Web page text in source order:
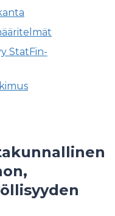
StatFin-